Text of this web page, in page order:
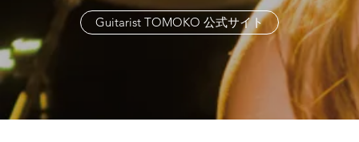
Guitarist TOMOKO 公式サイト